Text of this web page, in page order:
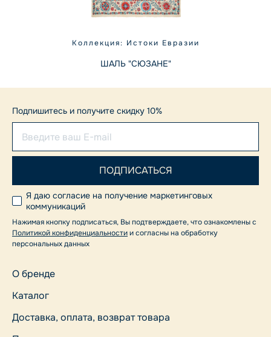
Коллекция: Истоки Евразии
ШАЛЬ "СЮЗАНЕ"
О бренде
Каталог
Доставка, оплата, возврат товара
Подпишитесь и получите скидку 10%
Я даю согласие на получение маркетинговых
коммуникаций
Нажимая кнопку подписаться, Вы подтверждаете, что ознакомлены с
Политикой конфиденциальностии согласны на обработку
персональных данных